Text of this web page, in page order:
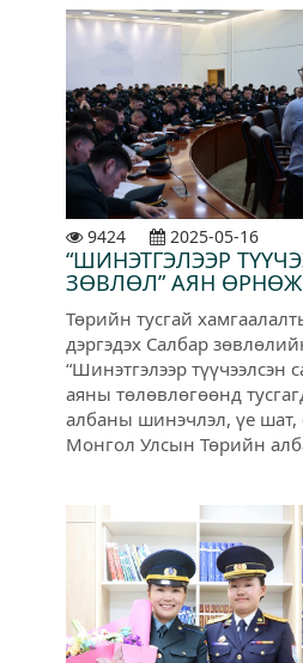
9424 2025-05-16
“ШИНЭТГЭЛЭЭР
ЗӨВЛӨЛ” АЯН
Төрийн тусгай
дэргэдэх Салбар
“Шинэтгэлээр түүчээлсэн
аяны төлөвлөгөөнд
албаны шинэчлэл, үе шат,
Монгол Улсын Төрийн